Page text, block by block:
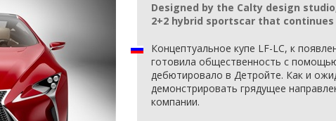
Designed by the Calty design
2+2 hybrid sportscar that
Концептуальное купе LF-LC, к
готовила общественность с
дебютировало в Детройте. Как и
демонстрировать грядущее
компании.